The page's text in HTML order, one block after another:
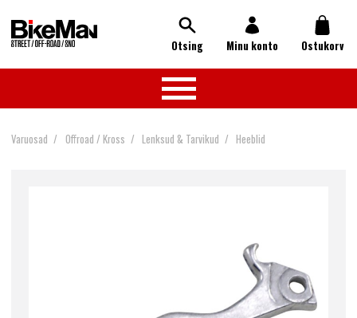
Otsing Minu konto Ostukorv
Varuosad Offroad / Kross Lenksud & Tarvikud Heeblid